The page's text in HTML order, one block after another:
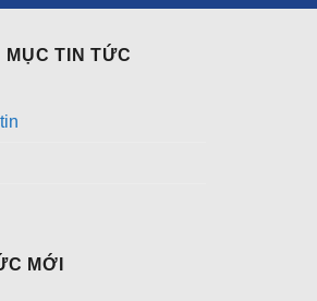
MỤC TIN TỨC
MỚI